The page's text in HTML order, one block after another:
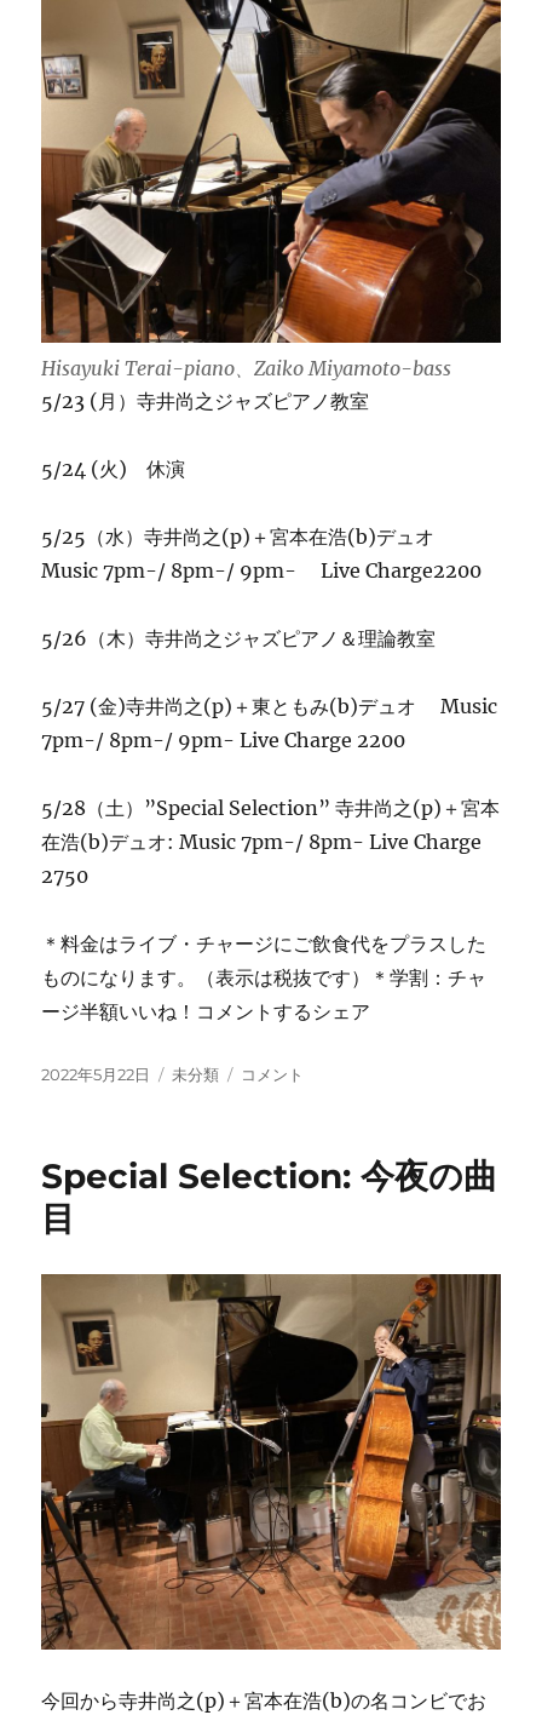
Hisayuki Terai-piano、Zaiko Miyamoto-bass
5/23 (月）寺井尚之ジャズピアノ教室
5/24 (火) 休演
5/25（水）寺井尚之(p)＋宮本在浩(b)デュオ
Music 7pm-/ 8pm-/ 9pm- Live Charge2200
5/26（木）寺井尚之ジャズピアノ＆理論教室
5/27 (金)寺井尚之(p)＋東ともみ(b)デュオ Music
7pm-/ 8pm-/ 9pm- Live Charge 2200
5/28（土）”Special Selection” 寺井尚之(p)＋宮本
在浩(b)デュオ: Music 7pm-/ 8pm- Live Charge
2750
＊料金はライブ・チャージにご飲食代をプラスした
ものになります。（表示は税抜です）＊学割：チャ
ージ半額いいね！コメントするシェア
投
2022年5月22日
カ
ー
未分類
今
案
コメント
Special Selection: 今夜の曲
目
今回から寺井尚之(p)＋宮本在浩(b)の名コンビでお